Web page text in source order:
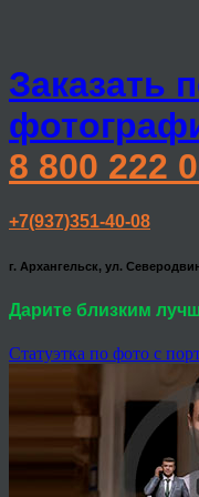
Заказать
8 800 222
+7(937)351-40-08
г. Архангельск, ул.
Дарите близким
Статуэтка по фото с